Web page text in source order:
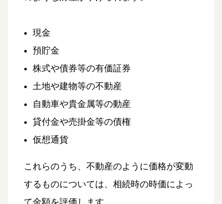
現金
預貯金
株式や債券等の有価証券
土地や建物等の不動産
自動車や貴金属等の動産
貸付金や売掛金等の債権
仮想通貨
これらのうち、不動産のように価格が変動
するものについては、相続時の時価によっ
て金額を評価します。